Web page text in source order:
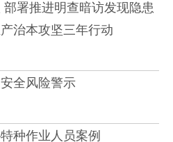
署推进明查暗访发现隐患
治本攻坚三年行动
全风险警示
种作业人员案例